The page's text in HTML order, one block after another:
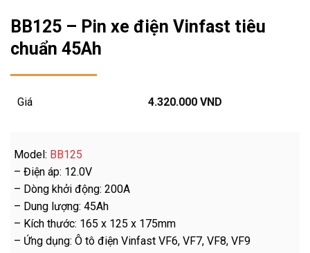
BB125 – Pin xe điện Vinfast tiêu
chuẩn 45Ah
Giá 4.320.000 VND
Model: BB125
– Điện áp: 12.0V
– Dòng khởi động: 200A
– Dung lượng: 45Ah
– Kích thước: 165 x 125 x 175mm
– Ứng dụng: Ô tô điện Vinfast VF6, VF7, VF8, VF9